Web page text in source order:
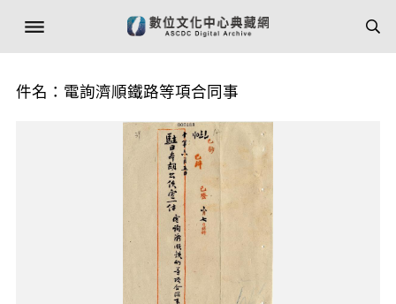
件名：電詢濟順鐵路等項合同事